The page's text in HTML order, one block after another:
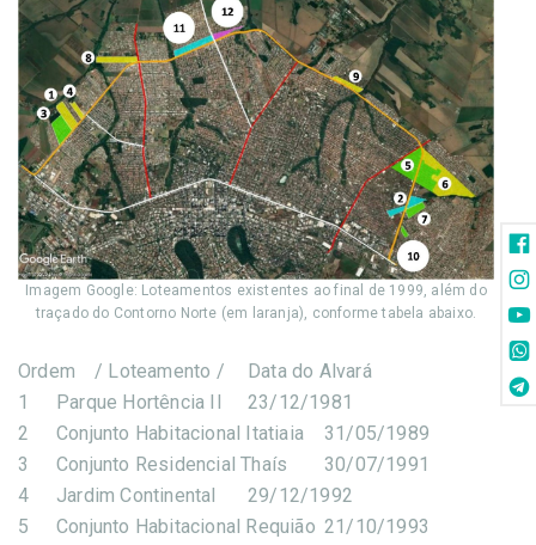
Imagem Google: Loteamentos existentes ao final de 1999, além do
traçado do Contorno Norte (em laranja), conforme tabela abaixo.
Ordem / Loteamento /
Data do Alvará
1
Parque Hortência II
23/12/1981
2
Conjunto Habitacional Itatiaia
31/05/1989
3
Conjunto Residencial Thaís
30/07/1991
4
Jardim Continental
29/12/1992
5
Conjunto Habitacional Requião 21/10/1993